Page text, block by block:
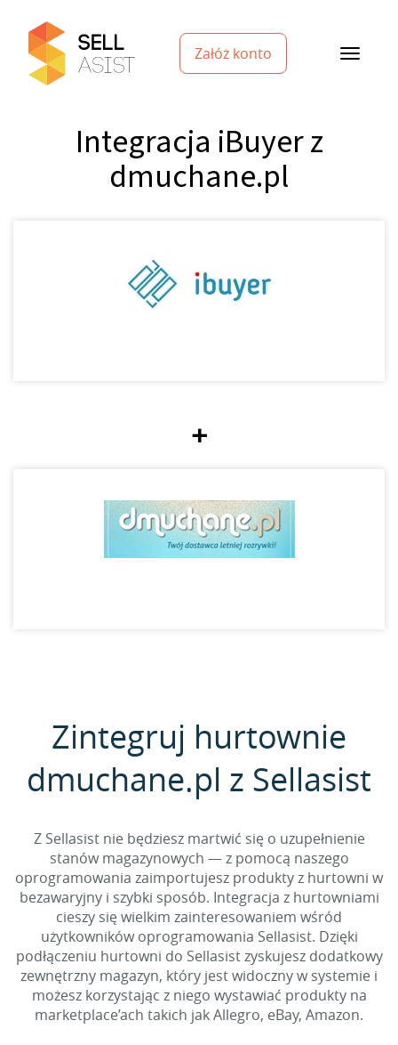
Załóż konto
Integracja iBuyer z
dmuchane.pl
+
Zintegruj hurtownie
dmuchane.pl z Sellasist
Z Sellasist nie będziesz martwić się o uzupełnienie
stanów magazynowych — z pomocą naszego
oprogramowania zaimportujesz produkty z hurtowni w
bezawaryjny i szybki sposób. Integracja z hurtowniami
cieszy się wielkim zainteresowaniem wśród
użytkowników oprogramowania Sellasist. Dzięki
podłączeniu hurtowni do Sellasist zyskujesz dodatkowy
zewnętrzny magazyn, który jest widoczny w systemie i
możesz korzystając z niego wystawiać produkty na
marketplace’ach takich jak Allegro, eBay, Amazon.